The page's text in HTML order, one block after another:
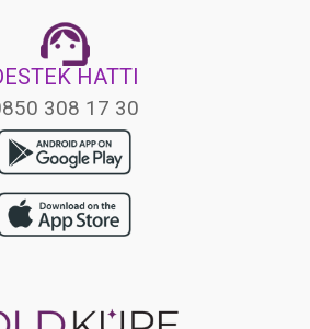
HATTI
308 17 30